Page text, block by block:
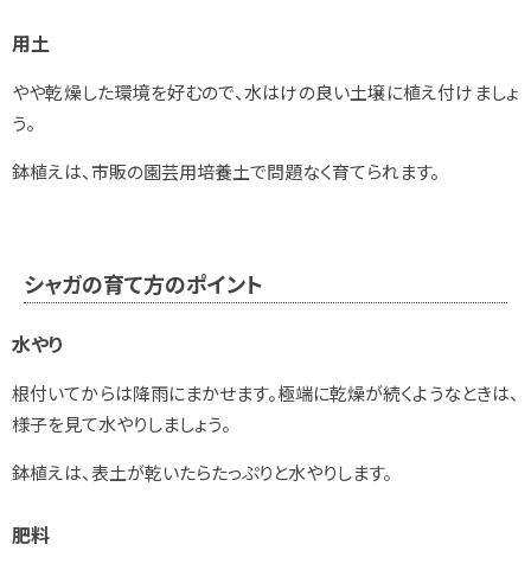
用土
やや乾燥した環境を好むので、水はけの良い土壌に植え付けましょ
う。
鉢植えは、市販の園芸用培養土で問題なく育てられます。
シャガの育て方のポイント
水やり
根付いてからは降雨にまかせます。極端に乾燥が続くようなときは、
様子を見て水やりしましょう。
鉢植えは、表土が乾いたらたっぷりと水やりします。
肥料